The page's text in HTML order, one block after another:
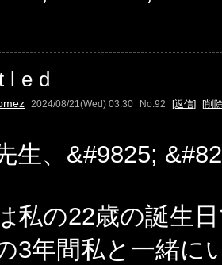
2024/08/21(Wed) 03:30 No.92 [返信] [削
生、&#9825;
私の22歳の誕生
3年間私と一緒に